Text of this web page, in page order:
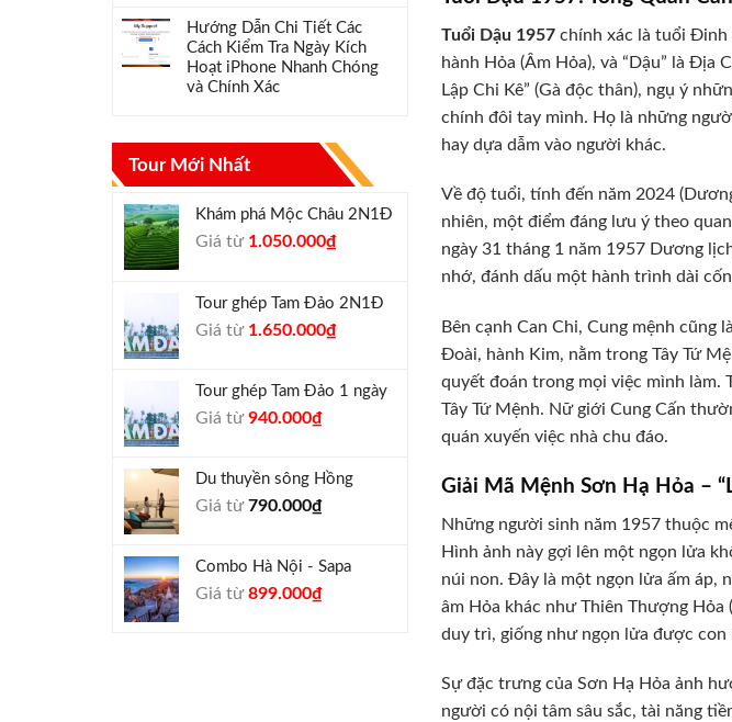
Hướng Dẫn Chi Tiết Các
Cách Kiểm Tra Ngày Kích
Hoạt iPhone Nhanh Chóng
và Chính Xác
Tour Mới Nhất
Khám phá Mộc Châu 2N1Đ
Giá từ Giá
1.300.000₫.
1.050.000₫Giá
là:
Tour ghép Tam Đảo 2N1Đ
Giá từ Giá
1.800.000₫.
1.650.000₫Giá
là:
Tour ghép Tam Đảo 1 ngày
Giá từGiá
1.000.000₫.
940.000₫Giá
là:
Du thuyền sông Hồng
Giá từ790.000₫
Combo Hà Nội - Sapa
Giá từGiá
899.000₫Giá
Tuổi Dậu 1957 chính xác là tuổi Đinh
hành Hỏa (Âm Hỏa), và “Dậu” là
Lập Chi Kê” (Gà độc thân), ngụ ý
chính đôi tay mình. Họ là những
hay dựa dẫm vào người khác.
Về độ tuổi, tính đến năm 2024
nhiên, một điểm đáng lưu ý theo
ngày 31 tháng 1 năm 1957 Dương
nhớ, đánh dấu một hành trình dài
Bên cạnh Can Chi, Cung mệnh cũng
Đoài, hành Kim, nằm trong Tây Tứ
quyết đoán trong mọi việc mình làm.
Tây Tứ Mệnh. Nữ giới Cung Cấn
quán xuyến việc nhà chu đáo.
Giải Mã Mệnh Sơn Hạ Hỏa –
Những người sinh năm 1957 thuộc
Hình ảnh này gợi lên một ngọn lửa
núi non. Đây là một ngọn lửa ấm áp,
âm Hỏa khác như Thiên Thượng Hỏa
duy trì, giống như ngọn lửa được
Sự đặc trưng của Sơn Hạ Hỏa ảnh
người có nội tâm sâu sắc, tài năng